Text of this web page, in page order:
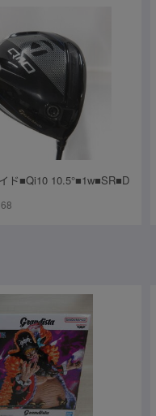
ド■Qi10 10.5°■1w■SR■D
TM50(Qi10 DR)■中古■1